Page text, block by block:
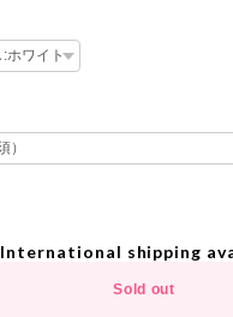
International shipping
Sold out